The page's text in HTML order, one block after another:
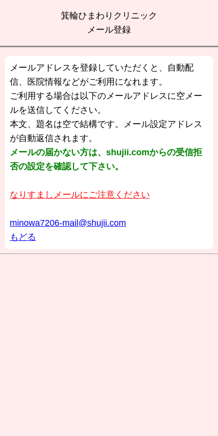
箕輪ひまわりクリニック
メール登録
メールアドレスを登録していただくと、自動配
信、医院情報などがご利用になれます。
ご利用する場合は以下のメールアドレスに空メー
ルを送信してください。
本文、題名は空で結構です。メール設定アドレス
が自動返信されます。
メールの届かない方は、shujii.comからの受信拒
否の設定を確認して下さい。
なりすましメールにご注意ください
minowa7206-mail@shujii.com
もどる